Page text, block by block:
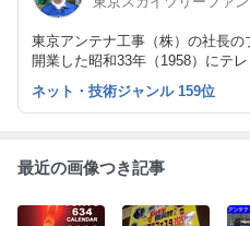
東京アンテナ工事（株）の社長
開業した昭和33年（1958）にテ
て創業しました。
ネット・技術ジャンル 159位
最近の画像つき記事